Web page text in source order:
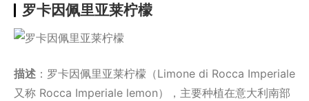
罗卡因佩里亚莱柠檬
描述 ：罗卡因佩里亚莱柠檬（Limone di Rocca Imperiale
又称 Rocca Imperiale lemon），主要种植在意大利南部